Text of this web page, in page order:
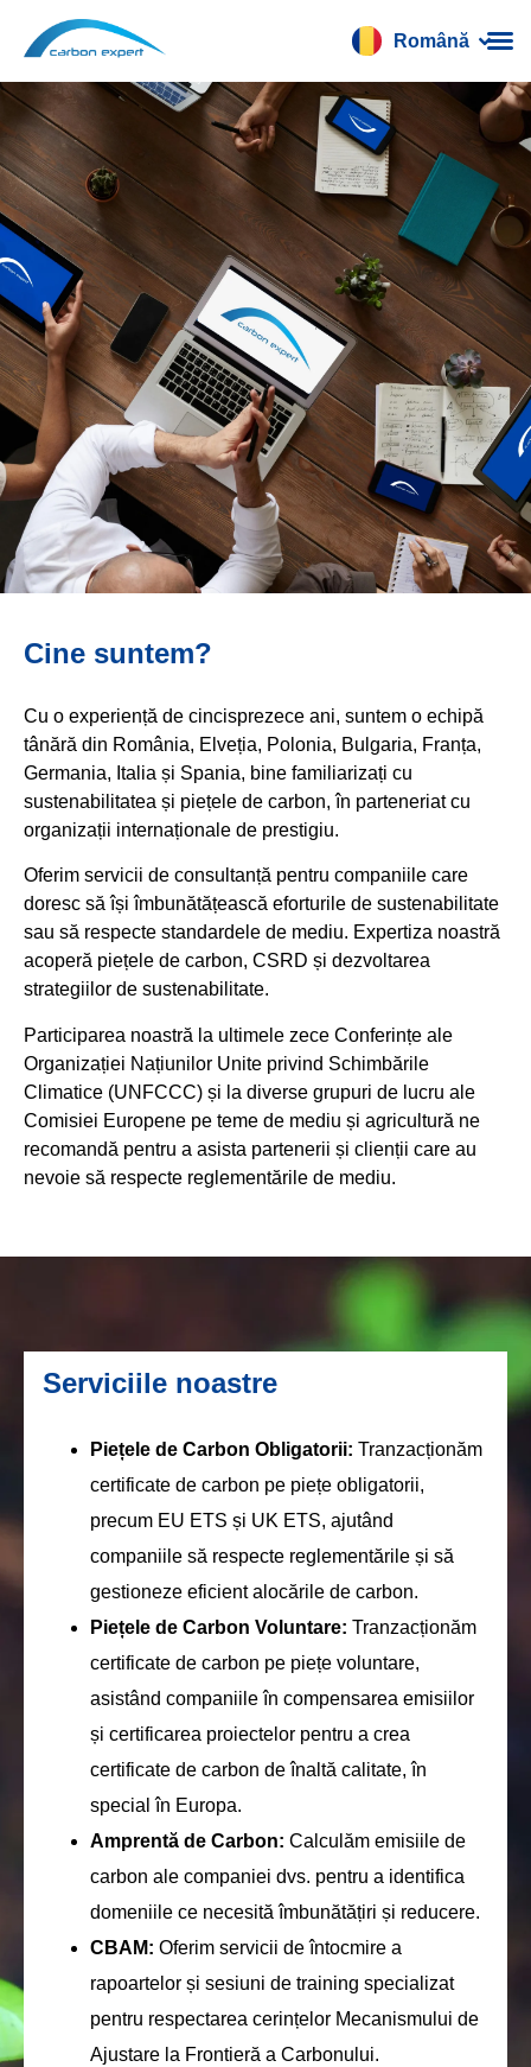
Română
Français
Cine suntem?
Cu o experiență de cincisprezece ani, suntem o echipă
tânără din România, Elveția, Polonia, Bulgaria, Franța,
Germania, Italia și Spania, bine familiarizați cu
sustenabilitatea și piețele de carbon, în parteneriat cu
organizații internaționale de prestigiu.
Oferim servicii de consultanță pentru companiile care
doresc să își îmbunătățească eforturile de sustenabilitate
sau să respecte standardele de mediu. Expertiza noastră
acoperă piețele de carbon, CSRD și dezvoltarea
strategiilor de sustenabilitate.
Participarea noastră la ultimele zece Conferințe ale
Organizației Națiunilor Unite privind Schimbările
Climatice (UNFCCC) și la diverse grupuri de lucru ale
Comisiei Europene pe teme de mediu și agricultură ne
recomandă pentru a asista partenerii și clienții care au
nevoie să respecte reglementările de mediu.
Serviciile noastre
Piețele de Carbon Obligatorii: Tranzacționăm
certificate de carbon pe piețe obligatorii,
precum EU ETS și UK ETS, ajutând
companiile să respecte reglementările și să
gestioneze eficient alocările de carbon.
Piețele de Carbon Voluntare: Tranzacționăm
certificate de carbon pe piețe voluntare,
asistând companiile în compensarea emisiilor
și certificarea proiectelor pentru a crea
certificate de carbon de înaltă calitate, în
special în Europa.
Amprentă de Carbon: Calculăm emisiile de
carbon ale companiei dvs. pentru a identifica
domeniile ce necesită îmbunătățiri și reducere.
CBAM: Oferim servicii de întocmire a
rapoartelor și sesiuni de training specializat
pentru respectarea cerințelor Mecanismului de
Ajustare la Frontieră a Carbonului.